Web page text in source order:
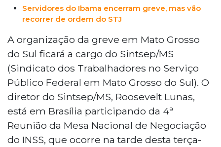
Servidores do Ibama encerram greve, mas vão
recorrer de ordem do STJ
A organização da greve em Mato Grosso
do Sul ficará a cargo do Sintsep/MS
(Sindicato dos Trabalhadores no Serviço
Público Federal em Mato Grosso do Sul). O
diretor do Sintsep/MS, Roosevelt Lunas,
está em Brasília participando da 4ª
Reunião da Mesa Nacional de Negociação
do INSS, que ocorre na tarde desta terça-